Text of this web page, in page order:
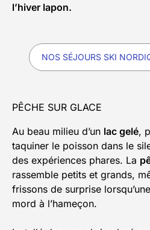
l’hiver lapon.
NOS SÉJOURS SKI
PÊCHE SUR GLACE
Au beau milieu d’un lac gelé,
taquiner le poisson dans le
des expériences phares. La
rassemble petits et grands,
frissons de surprise
mord à l’hameçon.